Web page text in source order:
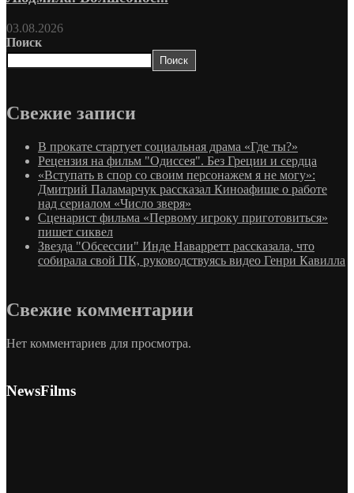
03.08.2026
Поиск
Поиск
Свежие записи
В прокате стартует социальная драма «Где ты?»
Рецензия на фильм "Одиссея". Без Греции и сердца
«Вступать в спор со своим персонажем я не могу»:
Дмитрий Паламарчук рассказал Киноафише о работе
над сериалом «Число зверя»
Сценарист фильма «Первому игроку приготовиться»
пишет сиквел
Звезда "Обсессии" Инде Наварретт рассказала, что
собирала свой ПК, руководствуясь видео Генри Кавилла
Свежие комментарии
Нет комментариев для просмотра.
NewsFilms